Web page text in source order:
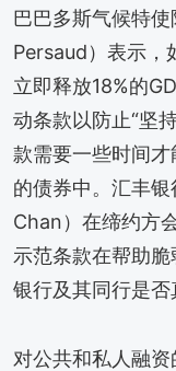
巴巴多斯气候特
Persaud）表示，
立即释放18%的
动条款以防止“坚
款需要一些时间
的债券中。汇丰
Chan）在缔约方
示范条款在帮助
银行及其同行是否
对公共和私人融